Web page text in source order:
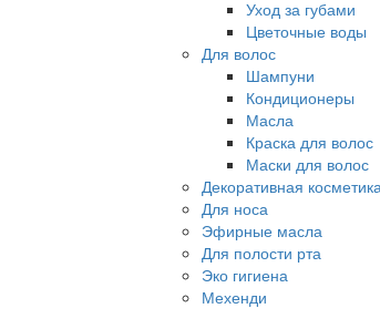
Уход за губами
Цветочные воды
Для волос
Шампуни
Кондиционеры
Масла
Краска для волос
Маски для волос
Декоративная
Для носа
Эфирные масла
Для полости рта
Эко гигиена
Мехенди